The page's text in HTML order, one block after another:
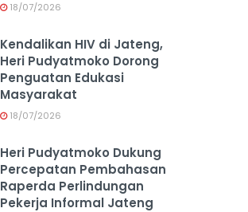
18/07/2026
Kendalikan HIV di Jateng,
Heri Pudyatmoko Dorong
Penguatan Edukasi
Masyarakat
18/07/2026
Heri Pudyatmoko Dukung
Percepatan Pembahasan
Raperda Perlindungan
Pekerja Informal Jateng